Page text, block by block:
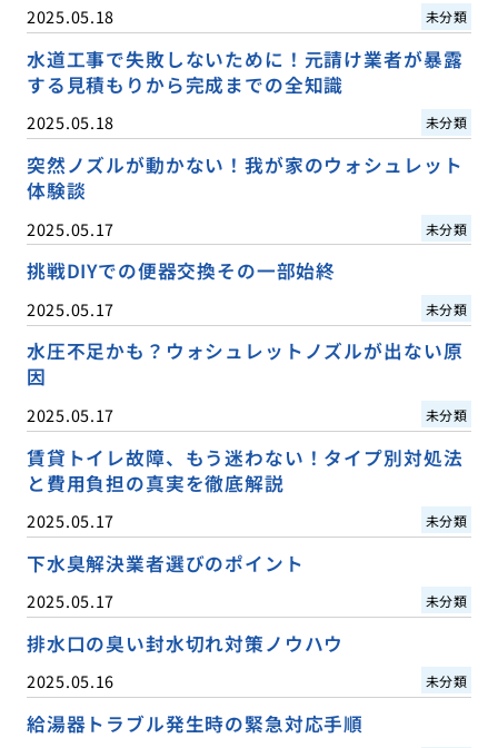
2025.05.18 未分類
水道工事で失敗しないために！元請け業者が暴露
する見積もりから完成までの全知識
2025.05.18 未分類
突然ノズルが動かない！我が家のウォシュレット
体験談
2025.05.17 未分類
挑戦DIYでの便器交換その一部始終
2025.05.17 未分類
水圧不足かも？ウォシュレットノズルが出ない原
因
2025.05.17 未分類
賃貸トイレ故障、もう迷わない！タイプ別対処法
と費用負担の真実を徹底解説
2025.05.17 未分類
下水臭解決業者選びのポイント
2025.05.17 未分類
排水口の臭い封水切れ対策ノウハウ
2025.05.16 未分類
給湯器トラブル発生時の緊急対応手順